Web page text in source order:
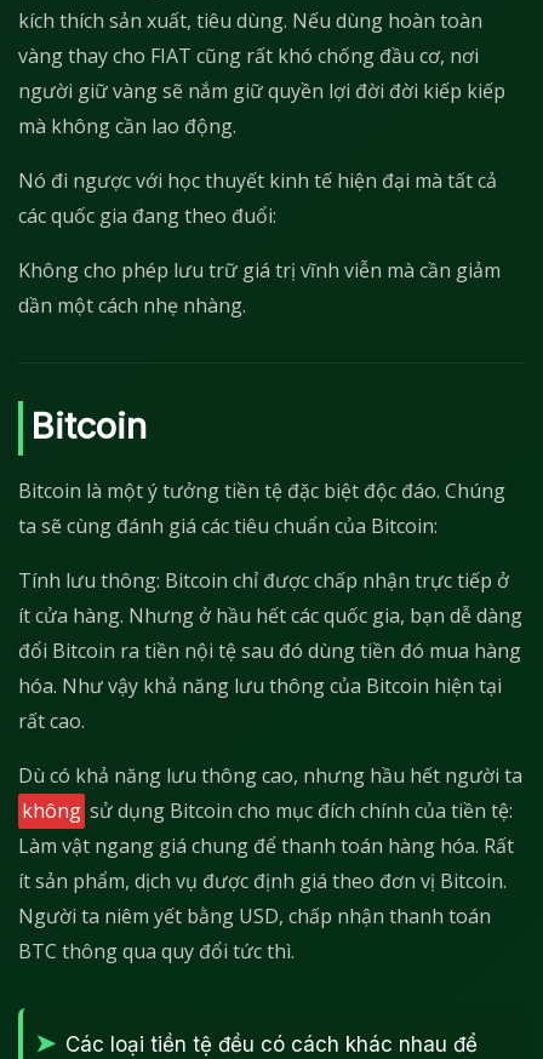
kích thích sản xuất, tiêu dùng. Nếu dùng hoàn toàn
vàng thay cho FIAT cũng rất khó chống đầu cơ, nơi
người giữ vàng sẽ nắm giữ quyền lợi đời đời kiếp kiếp
mà không cần lao động.
Nó đi ngược với học thuyết kinh tế hiện đại mà tất cả
các quốc gia đang theo đuổi:
Không cho phép lưu trữ giá trị vĩnh viễn mà cần giảm
dần một cách nhẹ nhàng.
Bitcoin
Bitcoin là một ý tưởng tiền tệ đặc biệt độc đáo. Chúng
ta sẽ cùng đánh giá các tiêu chuẩn của Bitcoin:
Tính lưu thông: Bitcoin chỉ được chấp nhận trực tiếp ở
ít cửa hàng. Nhưng ở hầu hết các quốc gia, bạn dễ dàng
đổi Bitcoin ra tiền nội tệ sau đó dùng tiền đó mua hàng
hóa. Như vậy khả năng lưu thông của Bitcoin hiện tại
rất cao.
Dù có khả năng lưu thông cao, nhưng hầu hết người ta
không sử dụng Bitcoin cho mục đích chính của tiền tệ:
Làm vật ngang giá chung để thanh toán hàng hóa. Rất
ít sản phẩm, dịch vụ được định giá theo đơn vị Bitcoin.
Người ta niêm yết bằng USD, chấp nhận thanh toán
BTC thông qua quy đổi tức thì.
Các loại tiền tệ đều có cách khác nhau để